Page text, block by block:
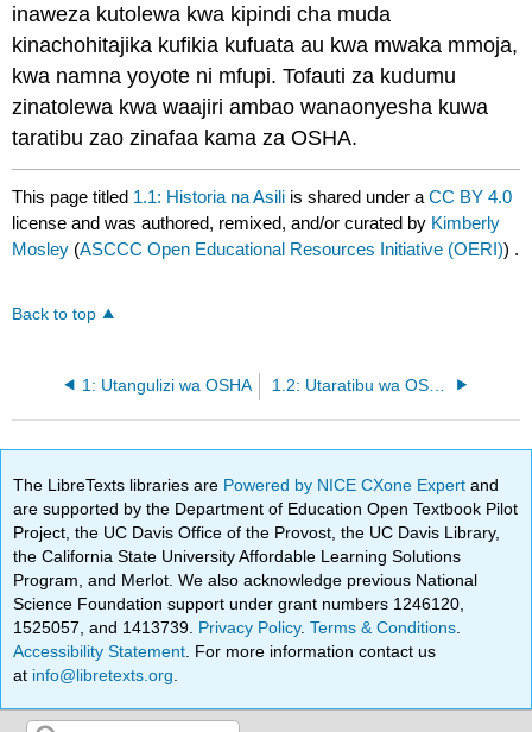
inaweza kutolewa kwa kipindi cha muda
kinachohitajika kufikia kufuata au kwa mwaka mmoja,
kwa namna yoyote ni mfupi. Tofauti za kudumu
zinatolewa kwa waajiri ambao wanaonyesha kuwa
taratibu zao zinafaa kama za OSHA.
This page titled 1.1: Historia na Asili is shared under aCC BY 4.0
license and was authored, remixed, and/or curated by Kimberly
Mosley (ASCCC Open Educational Resources Initiative (OERI)) .
Back to top
1: Utangulizi wa OSHA 1.2: Utaratibu wa OSHA
The LibreTexts libraries are Powered by NICE CXone Expertand
are supported by the Department of Education Open Textbook Pilot
Project, the UC Davis Office of the Provost, the UC Davis Library,
the California State University Affordable Learning Solutions
Program, and Merlot. We also acknowledge previous National
Science Foundation support under grant numbers 1246120,
1525057, and 1413739. Privacy Policy.Terms & Conditions
Accessibility Statement . For more information contact us
at info@libretexts.org